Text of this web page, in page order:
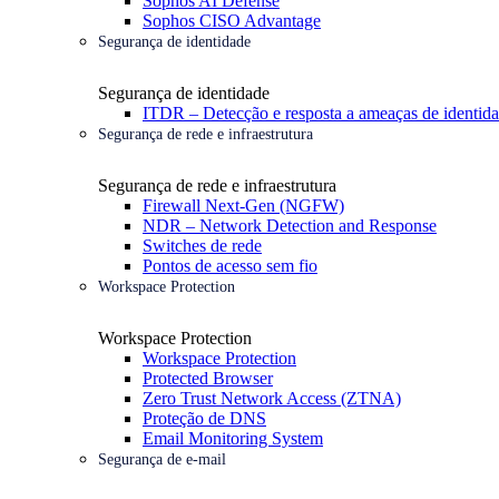
Sophos CISO Advantage
Segurança de identidade
Segurança de identidade
ITDR – Detecção e resposta a ameaças de
Segurança de rede e infraestrutura
Segurança de rede e infraestrutura
Firewall Next-Gen (NGFW)
NDR – Network Detection and Response
Switches de rede
Pontos de acesso sem fio
Workspace Protection
Workspace Protection
Workspace Protection
Protected Browser
Zero Trust Network Access (ZTNA)
Proteção de DNS
Email Monitoring System
Segurança de e-mail